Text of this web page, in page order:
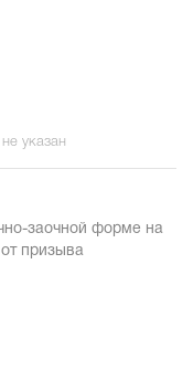
не указан
заочной форме на
призыва